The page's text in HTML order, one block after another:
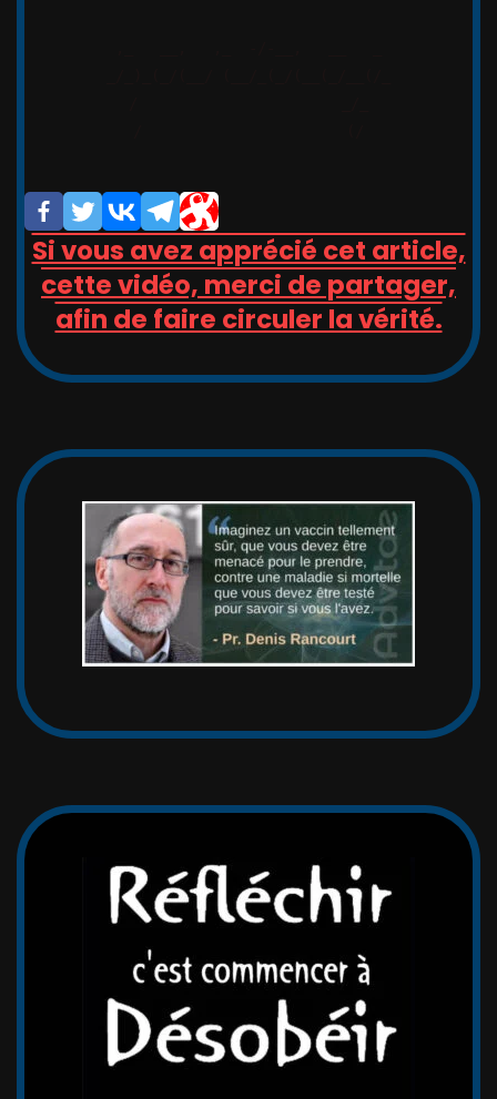
Si vous avez apprécié cet article,
cette vidéo, merci de partager,
afin de faire circuler la vérité.